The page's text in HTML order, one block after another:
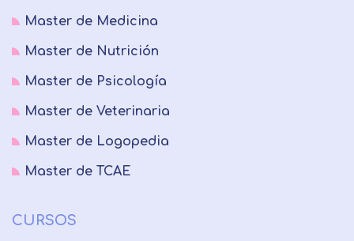
Master de Medicina
Master de Nutrición
Master de Psicología
Master de Veterinaria
Master de Logopedia
Master de TCAE
CURSOS